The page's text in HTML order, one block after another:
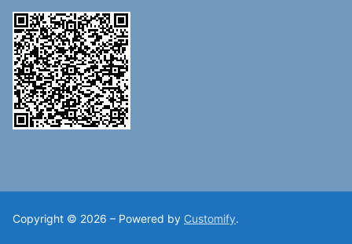
Copyright © 2026 – Powered by Customify.